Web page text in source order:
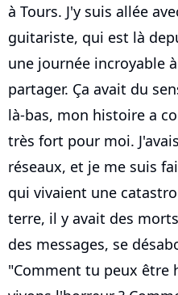
à Tours. J'y suis allée
guitariste, qui est là
une journée incroyable
partager. Ça avait du
là-bas, mon histoire a
très fort pour moi.
réseaux, et je me suis
qui vivaient une
terre, il y avait des
des messages, se
"Comment tu peux être